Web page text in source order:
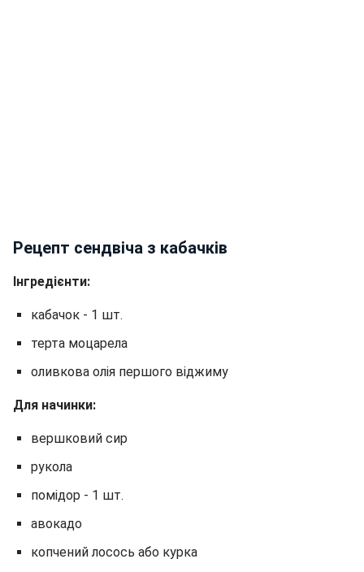
Рецепт сендвіча з кабачків
Інгредієнти:
кабачок - 1 шт.
терта моцарела
оливкова олія першого віджиму
Для начинки:
вершковий сир
рукола
помідор - 1 шт.
авокадо
копчений лосось або курка